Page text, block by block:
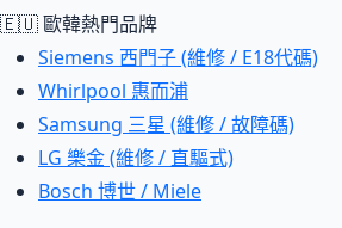
🇪🇺 歐韓熱門品牌
Siemens 西門子 (維修 / E18代碼)
Whirlpool 惠而浦
Samsung 三星 (維修 / 故障碼)
LG 樂金 (維修 / 直驅式)
Bosch 博世 / Miele